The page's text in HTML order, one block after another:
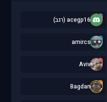
a acegp16 (רגב)
a
amircs
A
Aviv
B
Bagdan